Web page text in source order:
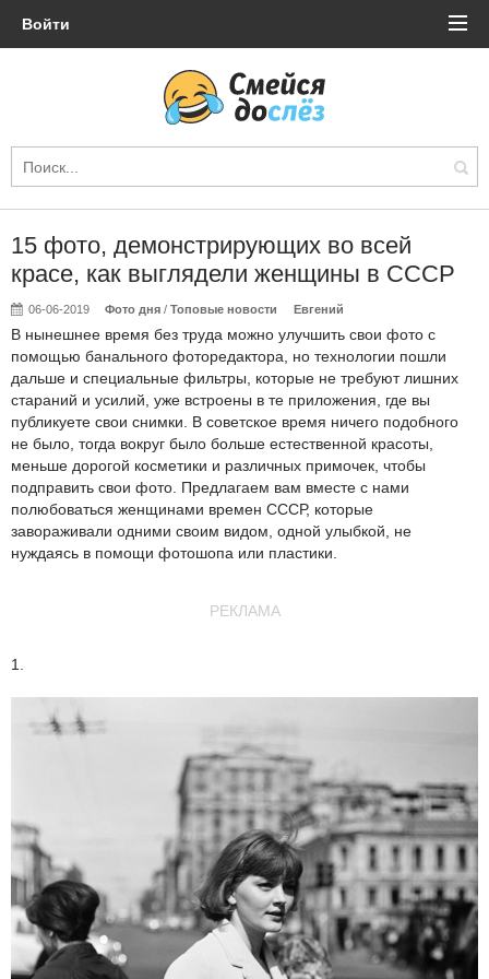
Войти
15 фото, демонстрирующих во всей
красе, как выглядели женщины в СССР
06-06-2019 Фото дня /Топовые новости Евгений
В нынешнее время без труда можно улучшить свои фото с
помощью банального фоторедактора, но технологии пошли
дальше и специальные фильтры, которые не требуют лишних
стараний и усилий, уже встроены в те приложения, где вы
публикуете свои снимки. В советское время ничего подобного
не было, тогда вокруг было больше естественной красоты,
меньше дорогой косметики и различных примочек, чтобы
подправить свои фото. Предлагаем вам вместе с нами
полюбоваться женщинами времен СССР, которые
завораживали одними своим видом, одной улыбкой, не
нуждаясь в помощи фотошопа или пластики.
РЕКЛАМА
1.